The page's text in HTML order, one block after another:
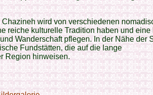
wird von verschiedenen
reiche kulturelle Tradition haben und eine
Wanderschaft pflegen. In der Nähe der
Fundstätten, die auf die lange
Region hinweisen.